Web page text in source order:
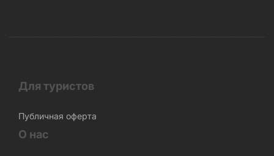
Для туристов
Публичная оферта
О нас